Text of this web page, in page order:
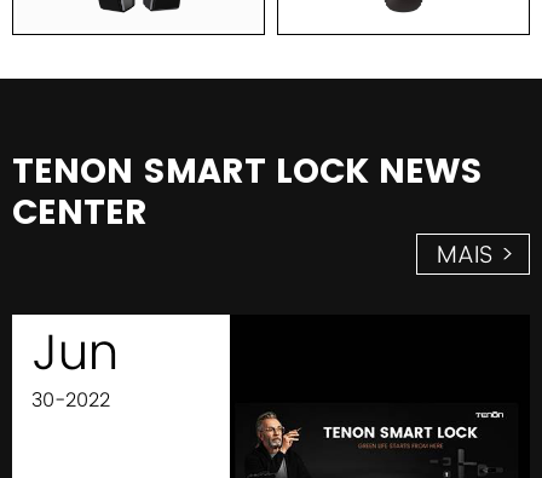
TENON SMART LOCK NEWS
CENTER
MAIS >
Jun
30-2022